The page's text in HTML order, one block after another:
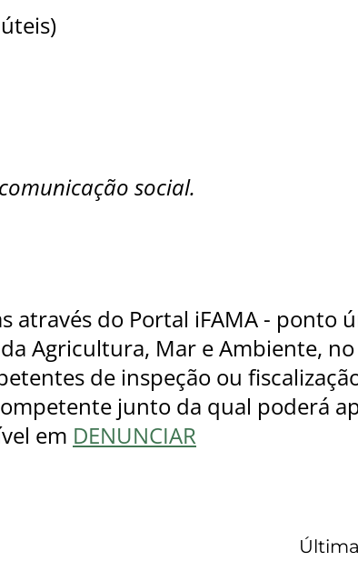
social.
através do Portal iFAMA - ponto
Agricultura, Mar e Ambiente,
de inspeção ou
junto da qual poderá
em DENUNCIAR